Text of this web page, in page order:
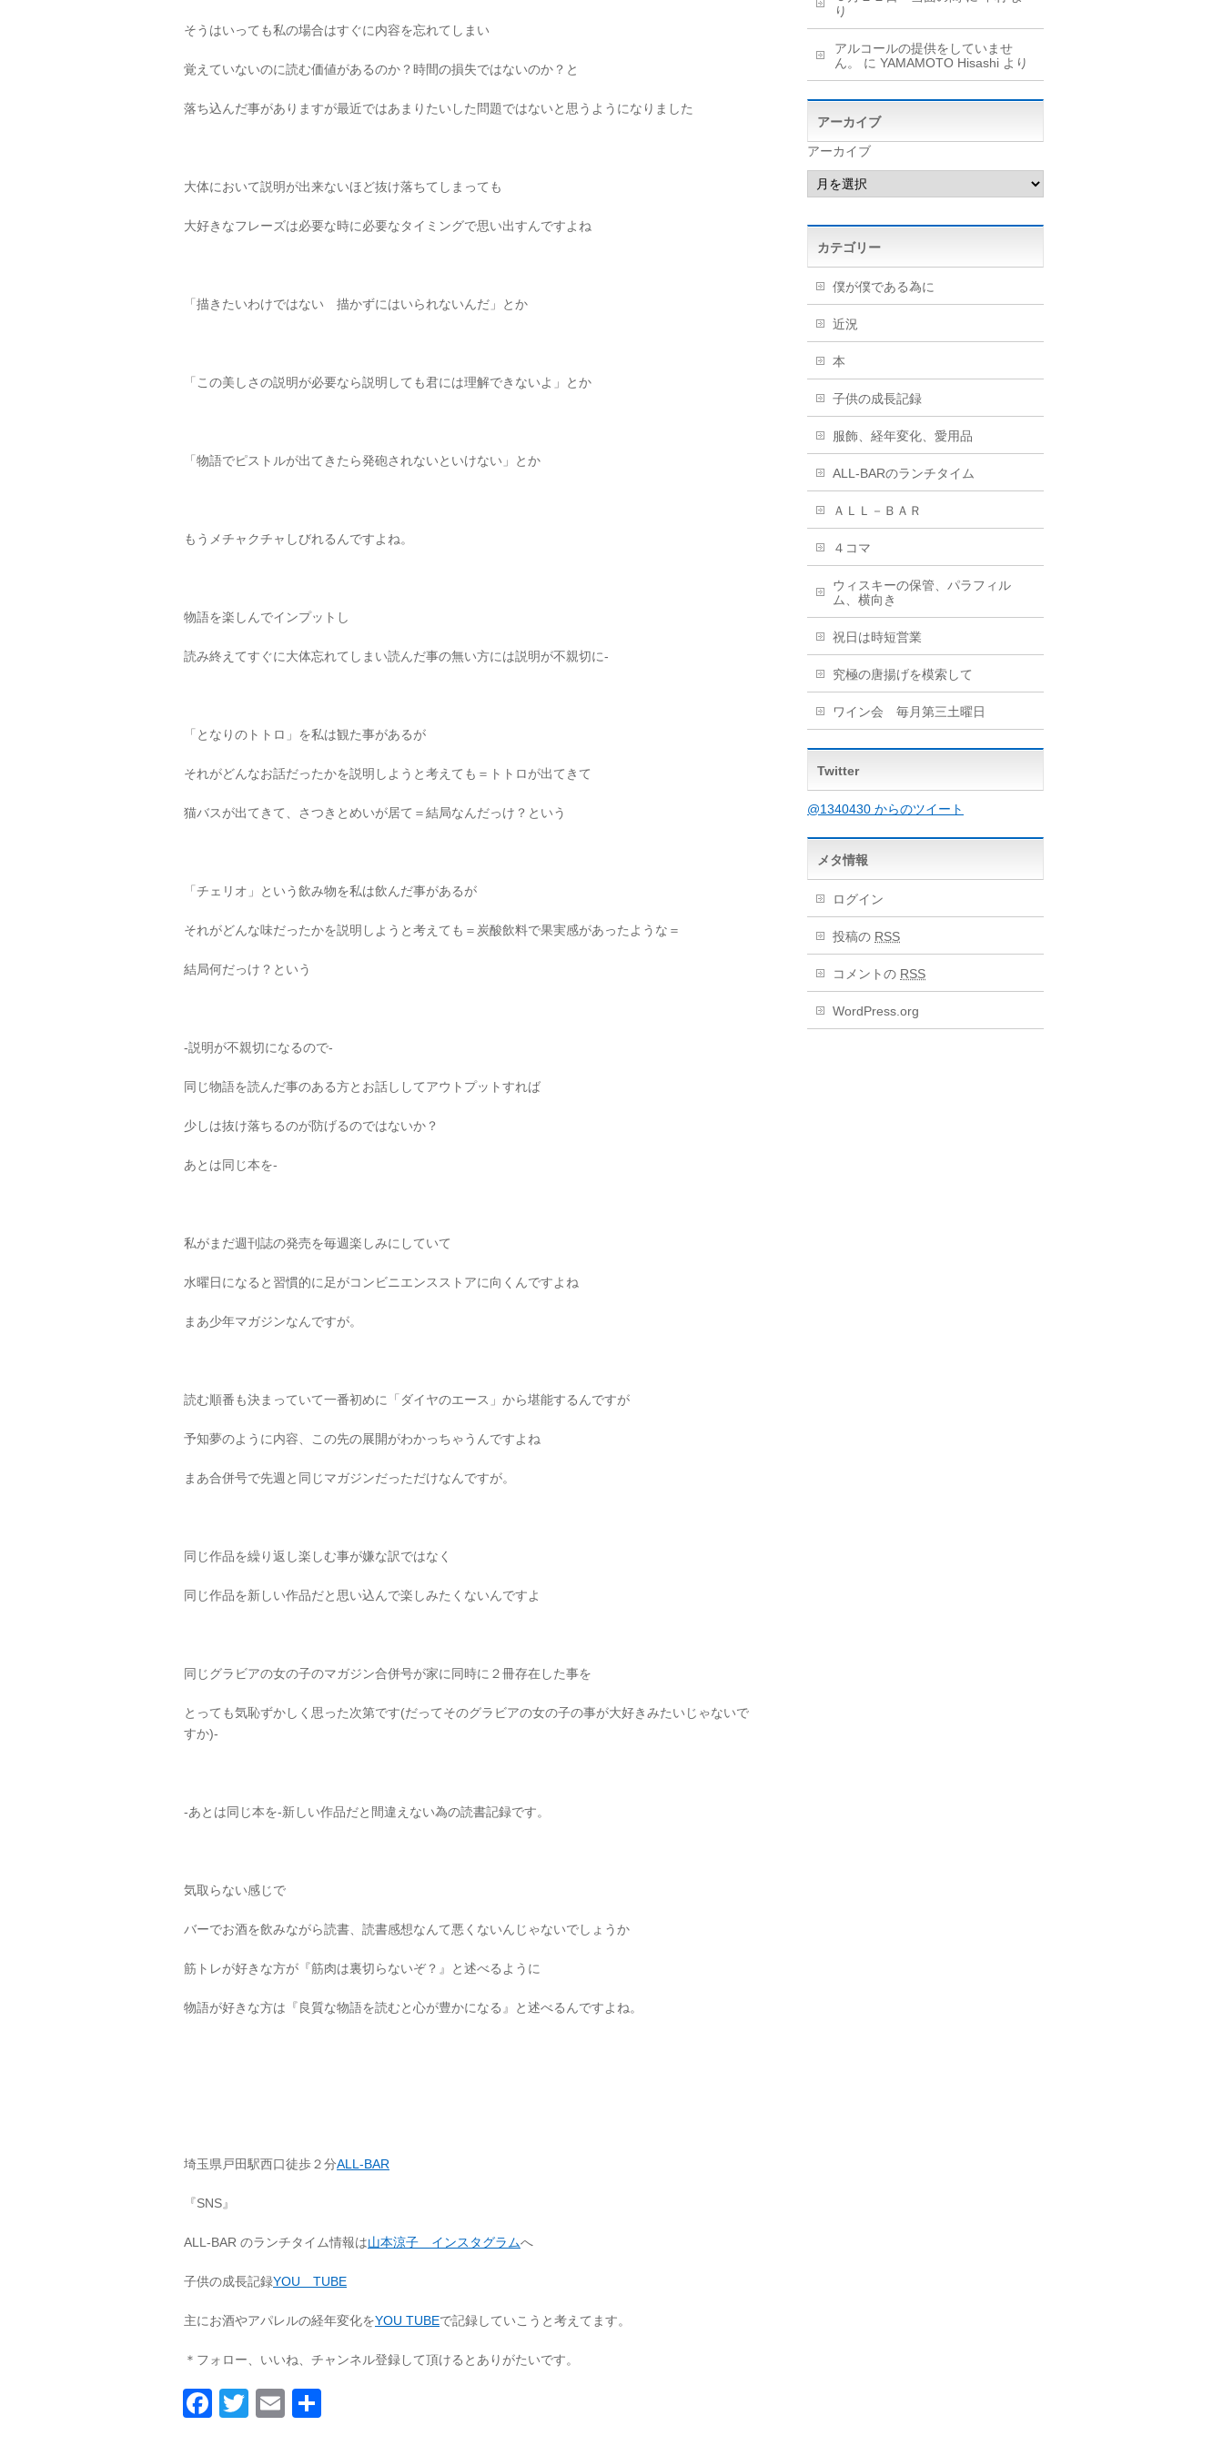
そうはいっても私の場合はすぐに内容を忘れてしまい
覚えていないのに読む価値があるのか？時間の損失ではないのか？と
落ち込んだ事がありますが最近ではあまりたいした問題ではないと思うようになりました
大体において説明が出来ないほど抜け落ちてしまっても
大好きなフレーズは必要な時に必要なタイミングで思い出すんですよね
「描きたいわけではない 描かずにはいられないんだ」とか
「この美しさの説明が必要なら説明しても君には理解できないよ」とか
「物語でピストルが出てきたら発砲されないといけない」とか
もうメチャクチャしびれるんですよね。
物語を楽しんでインプットし
読み終えてすぐに大体忘れてしまい読んだ事の無い方には説明が不親切に-
「となりのトトロ」を私は観た事があるが
それがどんなお話だったかを説明しようと考えても＝トトロが出てきて
猫バスが出てきて、さつきとめいが居て＝結局なんだっけ？という
「チェリオ」という飲み物を私は飲んだ事があるが
それがどんな味だったかを説明しようと考えても＝炭酸飲料で果実感があったような＝
結局何だっけ？という
-説明が不親切になるので-
同じ物語を読んだ事のある方とお話ししてアウトプットすれば
少しは抜け落ちるのが防げるのではないか？
あとは同じ本を-
私がまだ週刊誌の発売を毎週楽しみにしていて
水曜日になると習慣的に足がコンビニエンスストアに向くんですよね
まあ少年マガジンなんですが。
読む順番も決まっていて一番初めに「ダイヤのエース」から堪能するんですが
予知夢のように内容、この先の展開がわかっちゃうんですよね
まあ合併号で先週と同じマガジンだっただけなんですが。
同じ作品を繰り返し楽しむ事が嫌な訳ではなく
同じ作品を新しい作品だと思い込んで楽しみたくないんですよ
同じグラビアの女の子のマガジン合併号が家に同時に２冊存在した事を
とっても気恥ずかしく思った次第です(だってそのグラビアの女の子の事が大好きみたいじゃないで
すか)-
-あとは同じ本を-新しい作品だと間違えない為の読書記録です。
気取らない感じで
バーでお酒を飲みながら読書、読書感想なんて悪くないんじゃないでしょうか
筋トレが好きな方が『筋肉は裏切らないぞ？』と述べるように
物語が好きな方は『良質な物語を読むと心が豊かになる』と述べるんですよね。
埼玉県戸田駅西口徒歩２分ALL-BAR
『SNS』
ALL-BAR のランチタイム情報は山本涼子 インスタグラムへ
子供の成長記録YOU TUBE
主にお酒やアパレルの経年変化をYOU TUBEで記録していこうと考えてます。
＊フォロー、いいね、チャンネル登録して頂けるとありがたいです。
Facebook
TwitterEmail
り
アルコールの提供をしていませ
ん。
に YAMAMOTO Hisashi より
アーカイブ
アーカイブ
カテゴリー
僕が僕である為に
近況
本
子供の成長記録
服飾、経年変化、愛用品
ALL-BARのランチタイム
ＡＬＬ－ＢＡＲ
４コマ
ウィスキーの保管、パラフィル
ム、横向き
祝日は時短営業
究極の唐揚げを模索して
ワイン会 毎月第三土曜日
Twitter
@1340430 からのツイート
メタ情報
ログイン
投稿の RSS
コメントの RSS
WordPress.org